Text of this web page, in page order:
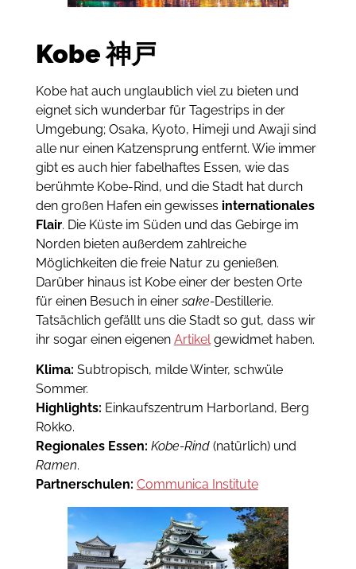
Kobe神戸
Kobe hat auch unglaublich viel zu bieten und
eignet sich wunderbar für Tagestrips in der
Umgebung; Osaka, Kyoto, Himeji und Awaji sind
alle nur einen Katzensprung entfernt. Wie immer
gibt es auch hier fabelhaftes Essen, wie das
berühmte Kobe-Rind, und die Stadt hat durch
den großen Hafen ein gewisses internationales
Flair. Die Küste im Süden und das Gebirge im
Norden bieten außerdem zahlreiche
Möglichkeiten die freie Natur zu genießen.
Darüber hinaus ist Kobe einer der besten Orte
für einen Besuch in einersake-Destillerie.
Tatsächlich gefällt uns die Stadt so gut, dass wir
ihr sogar einen eigenen Artikelgewidmet haben.
Klima: Subtropisch, milde Winter, schwüle
Sommer.
Highlights: Einkaufszentrum Harborland, Berg
Rokko.
Regionales Essen: Kobe-Rind(natürlich) und
Ramen.
Partnerschulen: Communica Institute